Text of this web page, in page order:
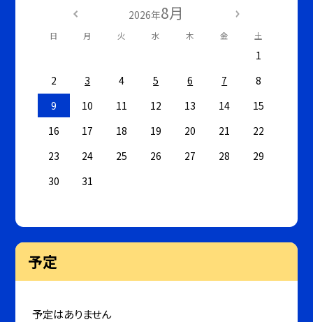
2026年8月
日 月 火 水 木 金 土
1
2
3 4 5 6 7
8
9
10 11 12 13 14
15
16
17 18 19 20 21
22
23
24 25 26 27 28
29
30
31
予定
予定はありません